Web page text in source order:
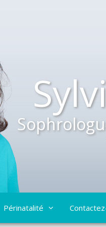
Périnatalité